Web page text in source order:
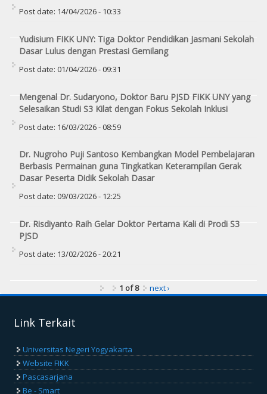
Post date: 14/04/2026 - 10:33
Yudisium FIKK UNY: Tiga Doktor Pendidikan Jasmani Sekolah
Dasar Lulus dengan Prestasi Gemilang
Post date: 01/04/2026 - 09:31
Mengenal Dr. Sudaryono, Doktor Baru PJSD FIKK UNY yang
Selesaikan Studi S3 Kilat dengan Fokus Sekolah Inklusi
Post date: 16/03/2026 - 08:59
Dr. Nugroho Puji Santoso Kembangkan Model Pembelajaran
Berbasis Permainan guna Tingkatkan Keterampilan Gerak
Dasar Peserta Didik Sekolah Dasar
Post date: 09/03/2026 - 12:25
Dr. Risdiyanto Raih Gelar Doktor Pertama Kali di Prodi S3
PJSD
Post date: 13/02/2026 - 20:21
1 of 8 next ›
Link Terkait
Universitas Negeri Yogyakarta
Website FIKK
Pascasarjana
Be - Smart